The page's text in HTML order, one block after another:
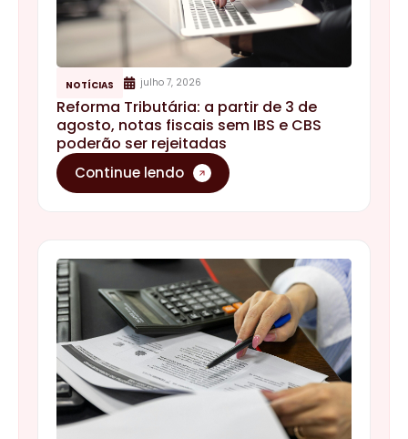
poderão ser rejeitadas
Continue lendo
BLOG junho 5, 2026
IBS e CBS nas Notas Fiscais: sua
empresa está preparada para o prazo
de 31 de julho?